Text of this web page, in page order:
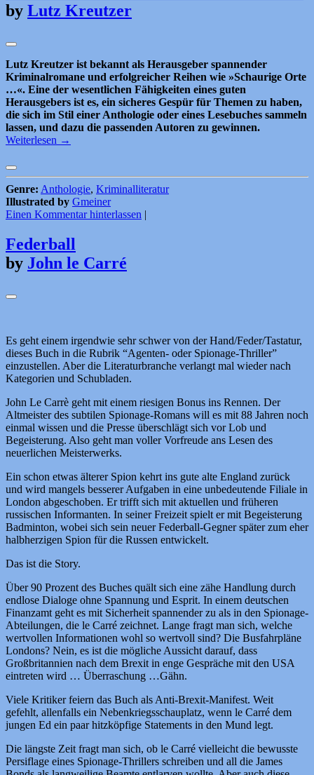
by Lutz Kreutzer
Lutz Kreutzer ist bekannt als Herausgeber spannender
Kriminalromane und erfolgreicher Reihen wie »Schaurige Orte
…«. Eine der wesentlichen Fähigkeiten eines guten
Herausgebers ist es, ein sicheres Gespür für Themen zu haben,
die sich im Stil einer Anthologie oder eines Lesebuches sammeln
lassen, und dazu die passenden Autoren zu gewinnen.
Weiterlesen →
Genre: Anthologie, Kriminalliteratur
Illustrated by Gmeiner
Einen Kommentar hinterlassen |
Federball
by John le Carré
Es geht einem irgendwie sehr schwer von der Hand/Feder/Tastatur,
dieses Buch in die Rubrik “Agenten- oder Spionage-Thriller”
einzustellen. Aber die Literaturbranche verlangt mal wieder nach
Kategorien und Schubladen.
John Le Carrè geht mit einem riesigen Bonus ins Rennen. Der
Altmeister des subtilen Spionage-Romans will es mit 88 Jahren noch
einmal wissen und die Presse überschlägt sich vor Lob und
Begeisterung. Also geht man voller Vorfreude ans Lesen des
neuerlichen Meisterwerks.
Ein schon etwas älterer Spion kehrt ins gute alte England zurück
und wird mangels besserer Aufgaben in eine unbedeutende Filiale in
London abgeschoben. Er trifft sich mit aktuellen und früheren
russischen Informanten. In seiner Freizeit spielt er mit Begeisterung
Badminton, wobei sich sein neuer Federball-Gegner später zum eher
halbherzigen Spion für die Russen entwickelt.
Das ist die Story.
Über 90 Prozent des Buches quält sich eine zähe Handlung durch
endlose Dialoge ohne Spannung und Esprit. In einem deutschen
Finanzamt geht es mit Sicherheit spannender zu als in den Spionage-
Abteilungen, die le Carré zeichnet. Lange fragt man sich, welche
wertvollen Informationen wohl so wertvoll sind? Die Busfahrpläne
Londons? Nein, es ist die mögliche Aussicht darauf, dass
Großbritannien nach dem Brexit in enge Gespräche mit den USA
eintreten wird … Überraschung …Gähn.
Viele Kritiker feiern das Buch als Anti-Brexit-Manifest. Weit
gefehlt, allenfalls ein Nebenkriegsschauplatz, wenn le Carré dem
jungen Ed ein paar hitzköpfige Statements in den Mund legt.
Die längste Zeit fragt man sich, ob le Carré vielleicht die bewusste
Persiflage eines Spionage-Thrillers schreiben und all die James